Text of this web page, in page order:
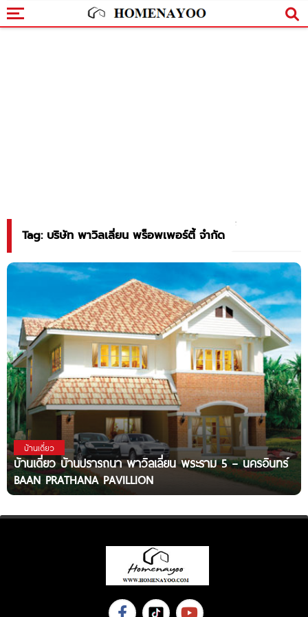
Tag: บริษัท พาวิลเลี่ยน พร็อพเพอร์ตี้ จำกัด
บ้านเดี่ยว
บ้านเดี่ยว บ้านปรารถนา พาวิลเลี่ยน พระราม 5 – นครอินทร์
BAAN PRATHANA PAVILLION